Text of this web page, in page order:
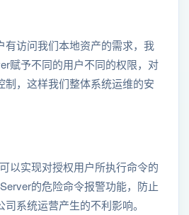
有访问我们本地资产的需求，我
赋予不同的用户不同的权限，对
制，这样我们整体系统运维的安
以实现对授权用户所执行命令的
的危险命令报警功能，防止
系统运营产生的不利影响。